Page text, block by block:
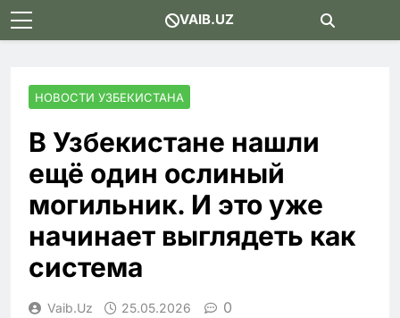
Skip
to
VAIB.UZ
НОВОСТИ УЗБЕКИСТАНА
В Узбекистане нашли
ещё один ослиный
могильник. И это уже
начинает выглядеть как
система
Vaib.uz 25.05.2026 0